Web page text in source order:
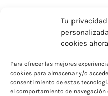
Tu
cookies ahora
Para ofrecer las mejores
cookies para almacenar y/o
consentimiento de estas
el comportamiento de